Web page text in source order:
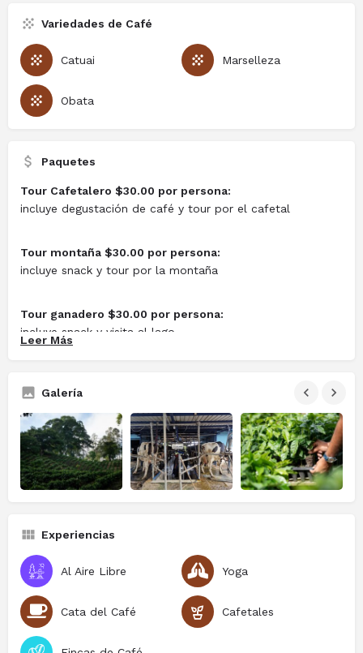
grado A, desde nacimiento hasta producción final. La
plan para los próximos 5 años incluye su protección y la
resiembra de diferentes árboles que ayuden a la
conservación del agua.
Variedades de Café
Catuai Marselleza
Obata
Paquetes
Tour Cafetalero $30.00 por persona:
incluye degustación de café y tour por el cafetal
Tour montaña $30.00 por persona:
incluye snack y tour por la montaña
Tour ganadero $30.00 por persona:
incluye snack y visita al lago
Leer Más
Galería
Experiencias
Al Aire Libre Yoga
Cata del Café Cafetales